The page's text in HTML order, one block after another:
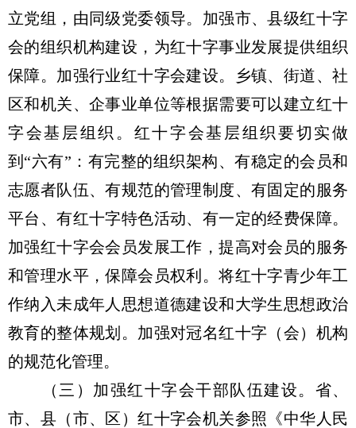
立党组，由同级党委领导。加强市、县级红十字
会的组织机构建设，为红十字事业发展提供组织
保障。加强行业红十字会建设。乡镇、街道、社
区和机关、企事业单位等根据需要可以建立红十
字会基层组织。红十字会基层组织要切实做
到“六有”：有完整的组织架构、有稳定的会员和
志愿者队伍、有规范的管理制度、有固定的服务
平台、有红十字特色活动、有一定的经费保障。
加强红十字会会员发展工作，提高对会员的服务
和管理水平，保障会员权利。将红十字青少年工
作纳入未成年人思想道德建设和大学生思想政治
教育的整体规划。加强对冠名红十字（会）机构
的规范化管理。
（三）加强红十字会干部队伍建设。省、
市、县（市、区）红十字会机关参照《中华人民